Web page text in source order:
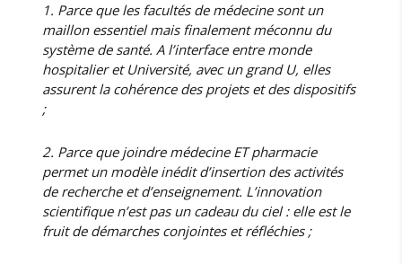
1. Parce que les facultés de médecine sont un
maillon essentiel mais finalement méconnu du
système de santé. A l’interface entre monde
hospitalier et Université, avec un grand U, elles
assurent la cohérence des projets et des dispositifs
;
2. Parce que joindre médecine ET pharmacie
permet un modèle inédit d’insertion des activités
de recherche et d’enseignement. L’innovation
scientifique n’est pas un cadeau du ciel : elle est le
fruit de démarches conjointes et réfléchies ;